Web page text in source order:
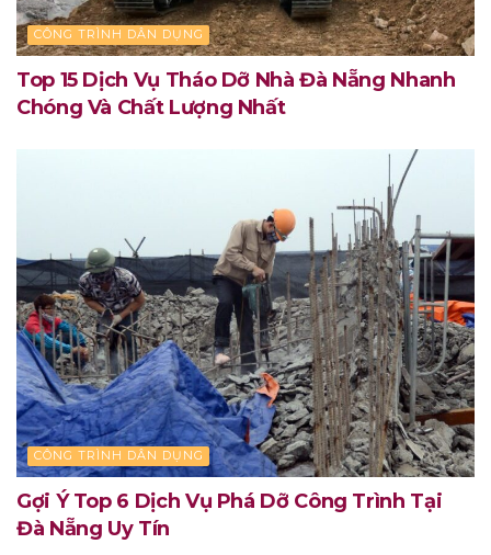
CÔNG TRÌNH DÂN DỤNG
Top 15 Dịch Vụ Tháo Dỡ Nhà Đà Nẵng Nhanh
Chóng Và Chất Lượng Nhất
CÔNG TRÌNH DÂN DỤNG
Gợi Ý Top 6 Dịch Vụ Phá Dỡ Công Trình Tại
Đà Nẵng Uy Tín